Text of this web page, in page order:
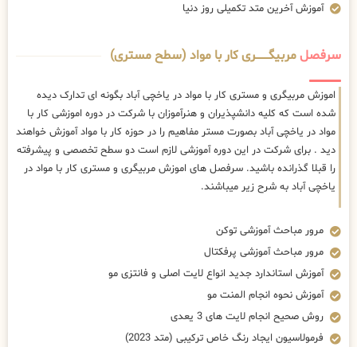
آموزش آخرین متد تکمیلی روز دنیا
سرفصلمربیگــــــــری کار با مواد (سطح مستری)
اموزش مربیگری و مستری کار با مواد در یاخچی آباد بگونه ای تدارک دیده
شده است که کلیه دانشپذیران و هنرآموزان با شرکت در دوره اموزشی کار با
مواد در یاخچی آباد بصورت مستر مفاهیم را در حوزه کار با مواد آموزش خواهند
دید . برای شرکت در این دوره آموزشی لازم است دو سطح تخصصی و پیشرفته
را قبلا گذرانده باشید. سرفصل های اموزش مربیگری و مستری کار با مواد در
یاخچی آباد به شرح زیر میباشند.
مرور مباحث آموزشی توکن
مرور مباحث آموزشی پرفکتال
آموزش استاندارد جدید انواع لایت اصلی و فانتزی مو
آموزش نحوه انجام المنت مو
روش صحیح انجام لایت های 3 یعدی
فرمولاسیون ایجاد رنگ خاص ترکیبی (متد 2023)